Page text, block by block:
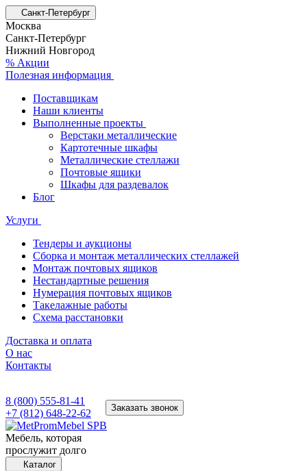
Санкт-Петербург
Москва
Санкт-Петербург
Нижний Новгород
% Акции
Полезная информация
Поставщикам
Наши клиенты
Выполненные проекты
Верстаки металлические
Картотечные шкафы
Металлические стеллажи
Почтовые ящики
Шкафы для раздевалок
Блог
Услуги
Тендеры и аукционы
Сборка и монтаж металлических стеллажей
Монтаж почтовых ящиков
Нестандартные решения
Нумерация почтовых ящиков
Такелажные работы
Схема расстановки
Доставка и оплата
О нас
Контакты
8 (800) 555-81-41
+7 (812) 648-22-62
Заказать звонок
Мебель, которая
прослужит долго
Каталог